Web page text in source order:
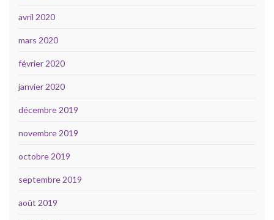
avril 2020
mars 2020
février 2020
janvier 2020
décembre 2019
novembre 2019
octobre 2019
septembre 2019
août 2019